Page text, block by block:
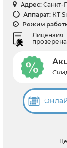
Адрес: Санкт-
Аппарат: КТ
Режим
Лицензия
проверена